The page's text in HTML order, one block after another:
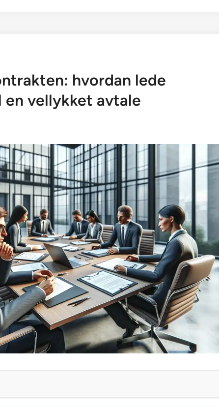
hvordan lede
vellykket avtale